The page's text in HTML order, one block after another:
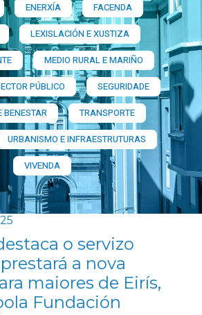
ENERXÍA
FACENDA
LEXISLACIÓN E XUSTIZA
MEDIO RURAL E MARIÑO
PÚBLICO
SEGURIDADE
BENESTAR
TRANSPORTE
URBANISMO E INFRAESTRUTURAS
VIVENDA
o servizo
a nova
maiores de Eirís,
Fundación